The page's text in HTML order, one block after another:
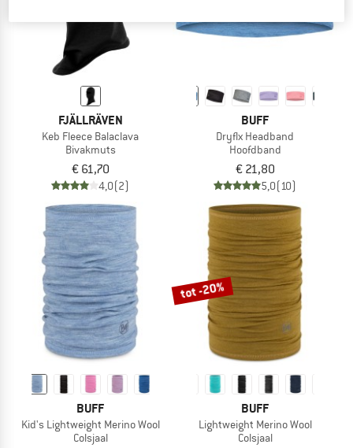
FJÄLLRÄVEN
Keb Fleece Balaclava
Bivakmuts
€ 61,70
4,0(2)
BUFF
Dryflx Headband
Hoofdband
€ 21,80
5,0(10)
BUFF
Kid's Lightweight Merino Wool
Colsjaal
tot -20%
BUFF
Lightweight Merino Wool
Colsjaal